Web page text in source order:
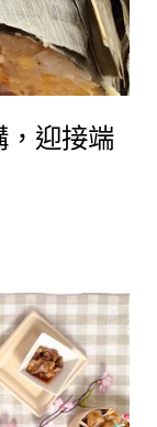
，迎接端